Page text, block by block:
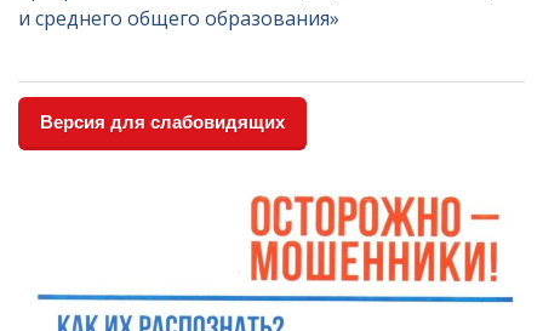
и среднего общего образования»
Версия для слабовидящих